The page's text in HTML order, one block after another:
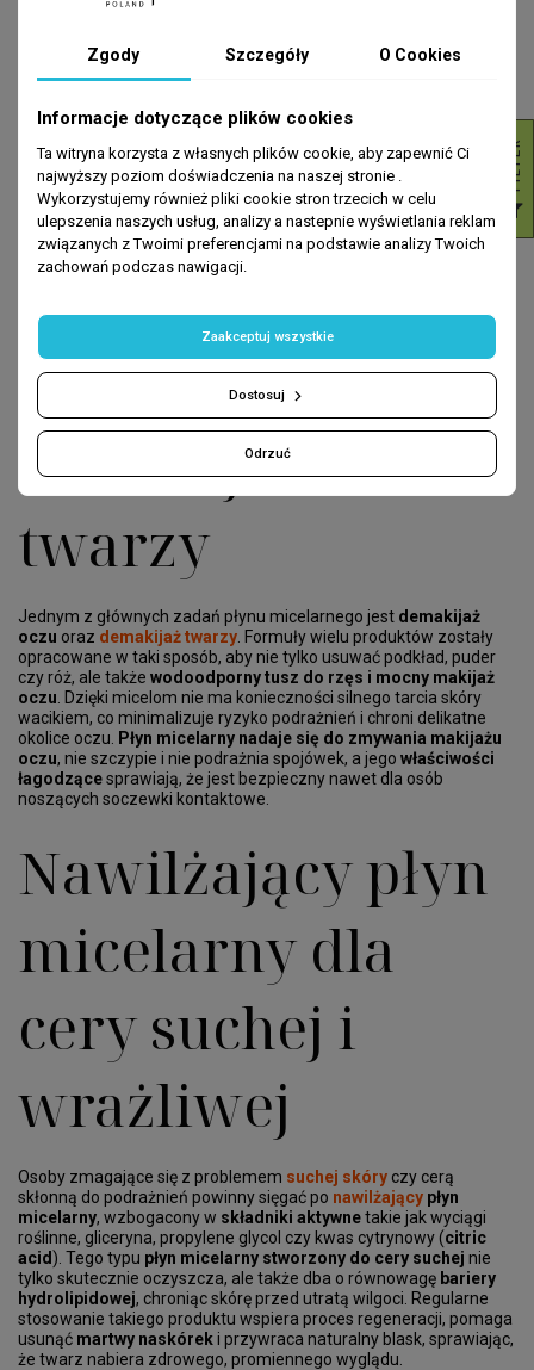
twarzy
Płyn micelarny to jeden z najchętniej wybieranych kosmetyków w
codziennej pielęgnacji, który łączy w sobie skuteczność działania i
delikatność odpowiednią nawet dlacery wrażliwej. Jego formuła
oparta na micelach, czyli cząsteczkach przyciągających zarówno
tłuszcz, jak i wodę, pozwala na dokładne usuwanie
zanieczyszczeń, sebum oraz resztek kosmetyków kolorowych.
Dzięki temu płyn micelarny skutecznie usuwa makijaż ,
pozostawiając skórę czystą i świeżą bez konieczności
intensywnego pocierania. To właśnie sprawia, że jest to
szybkiego rozwiązania dooczyszczania twarzy.
Płyn micelarny do
demakijażu oczu i
twarzy
Jednym z głównych zadań płynu micelarnego jest demakijaż
oczu oraz demakijaż twarzy . Formuły wielu produktów zostały
opracowane w taki sposób, aby nie tylko usuwać podkład, puder
czy róż, ale także wodoodporny tusz do rzęs i mocny makijaż
oczu . Dzięki micelom nie ma konieczności silnego tarcia skóry
wacikiem, co minimalizuje ryzyko podrażnień i chroni delikatne
okolice oczu.
Płyn micelarny nadaje się do zmywania makijażu
oczu, nie szczypie i nie podrażnia spojówek, a jego właściwości
łagodzącesprawiają, że jest bezpieczny nawet dla osób
noszących soczewki kontaktowe.
Nawilżający płyn
micelarny dla
cery suchej i
wrażliwej
Osoby zmagające się z problemem suchej skóry czy cerą
skłonną do podrażnień powinny sięgać po nawilżający płyn
micelarny, wzbogacony w składniki aktywnetakie jak wyciągi
roślinne, gliceryna, propylene glycol czy kwas cytrynowy (citric
acid ). Tego typu płyn micelarny stworzony do cery suchej nie
tylko skutecznie oczyszcza, ale także dba o równowagę bariery
hydrolipidowej, chroniąc skórę przed utratą wilgoci. Regularne
stosowanie takiego produktu wspiera proces regeneracji, pomaga
usunąć martwy naskóreki przywraca naturalny blask, sprawiając,
że twarz nabiera zdrowego, promiennego wyglądu.
Zgody Szczegóły O Cookies
Informacje dotyczące plików cookies
Ta witryna korzysta z własnych plików cookie, aby zapewnić Ci
najwyższy poziom doświadczenia na naszej stronie .
Wykorzystujemy również pliki cookie stron trzecich w celu
ulepszenia naszych usług, analizy a nastepnie wyświetlania reklam
związanych z Twoimi preferencjami na podstawie analizy Twoich
zachowań podczas nawigacji.
Odrzuć
Dostosuj
Zaakceptuj wszystkie
R